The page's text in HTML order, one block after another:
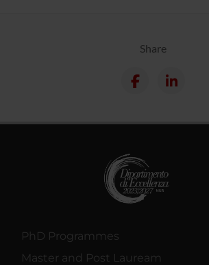
Share
PhD Programmes
Master and Post Lauream